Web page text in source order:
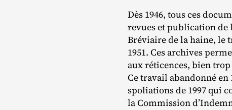
Dès 1946, tous ces
revues et publication de
Bréviaire de la haine, le
1951. Ces archives
aux réticences, bien
Ce travail abandonné en
spoliations de 1997 qui
la Commission